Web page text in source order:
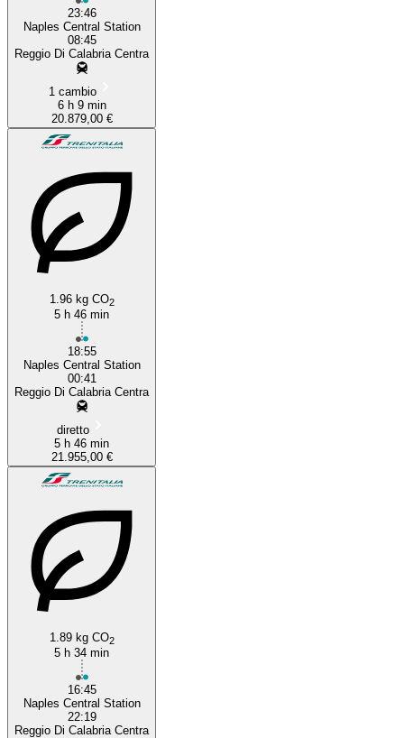
23:46
Naples Central Station
08:45
Reggio Di Calabria Centra
1 cambio
6 h 9 min
20.879,00 €
1.96 kg CO2
5 h 46 min
18:55
Naples Central Station
00:41
Reggio Di Calabria Centra
diretto
5 h 46 min
21.955,00 €
1.89 kg CO2
5 h 34 min
16:45
Naples Central Station
22:19
Reggio Di Calabria Centra